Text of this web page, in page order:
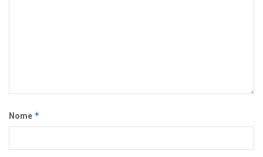
Nome *